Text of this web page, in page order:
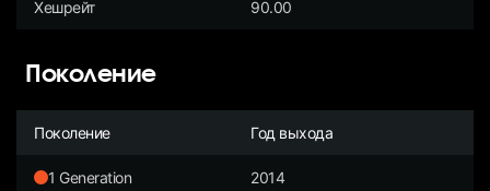
Хешрейт 90.00
Поколение
Поколение Год выхода
1 Generation 2014